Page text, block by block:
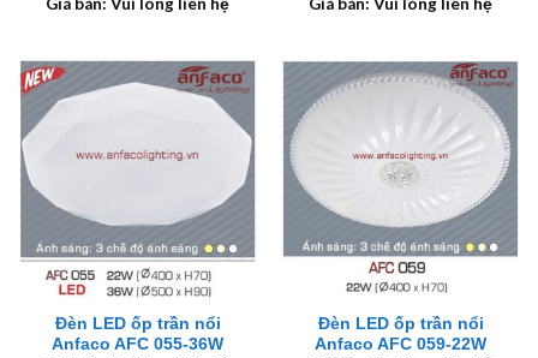
Giá bán: Vui lòng liên hệ Giá bán: Vui lòng liên hệ
Đèn LED ốp trần nổi
Anfaco AFC 055-36W
Đèn LED ốp trần nổi
Anfaco AFC 059-22W